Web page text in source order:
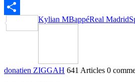
Email
Partager
Kylian MBappéReal Madrid
donatien ZIGGAH 641 Articles 0